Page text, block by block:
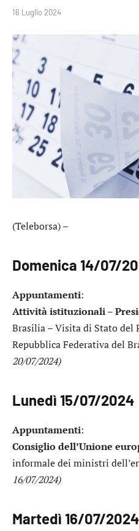
16 Luglio 2024
(Teleborsa) –
Domenica 14/07/
Appuntamenti:
Attività istituzionali –
Brasilia – Visita di Stato del
Repubblica Federativa del
20/07/2024)
Lunedì 15/07/2024
Appuntamenti:
Consiglio dell’Unione
informale dei ministri
16/07/2024)
Martedì 16/07/2024